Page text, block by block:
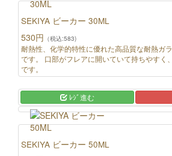
SEKIYA ビーカー 30ML
530円 （税込:583)
耐熱性、化学的特性に優れた高品質な耐熱ガ
です。 口部がフレアに開いていて持ちやすく
です。
ﾚｼﾞ進む
SEKIYA ビーカー 50ML